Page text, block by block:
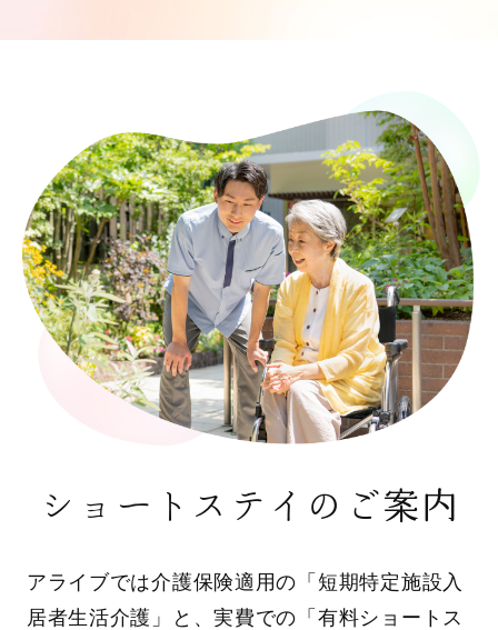
ショートステイのご案内
アライブでは介護保険適用の「短期特定施設入
居者生活介護」と、実費での「有料ショートス